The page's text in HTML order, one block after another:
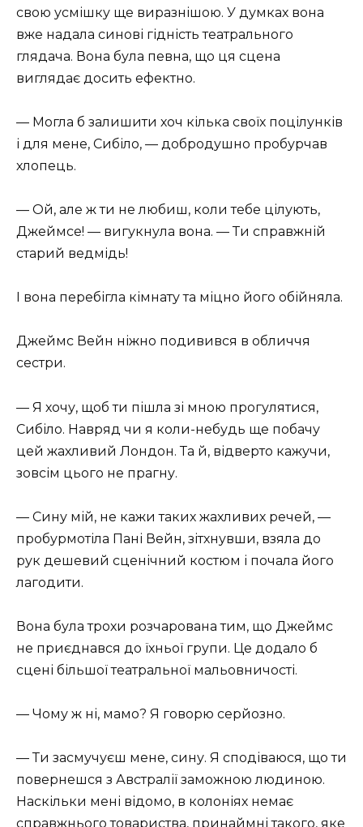
свою усмішку ще виразнішою. У думках вона
вже надала синові гідність театрального
глядача. Вона була певна, що ця сцена
виглядає досить ефектно.
— Могла б залишити хоч кілька своїх поцілунків
і для мене, Сибіло, — добродушно пробурчав
хлопець.
— Ой, але ж ти не любиш, коли тебе цілують,
Джеймсе! — вигукнула вона. — Ти справжній
старий ведмідь!
І вона перебігла кімнату та міцно його обійняла.
Джеймс Вейн ніжно подивився в обличчя
сестри.
— Я хочу, щоб ти пішла зі мною прогулятися,
Сибіло. Навряд чи я коли-небудь ще побачу
цей жахливий Лондон. Та й, відверто кажучи,
зовсім цього не прагну.
— Сину мій, не кажи таких жахливих речей, —
пробурмотіла Пані Вейн, зітхнувши, взяла до
рук дешевий сценічний костюм і почала його
лагодити.
Вона була трохи розчарована тим, що Джеймс
не приєднався до їхньої групи. Це додало б
сцені більшої театральної мальовничості.
— Чому ж ні, мамо? Я говорю серйозно.
— Ти засмучуєш мене, сину. Я сподіваюся, що ти
повернешся з Австралії заможною людиною.
Наскільки мені відомо, в колоніях немає
справжнього товариства, принаймні такого, яке